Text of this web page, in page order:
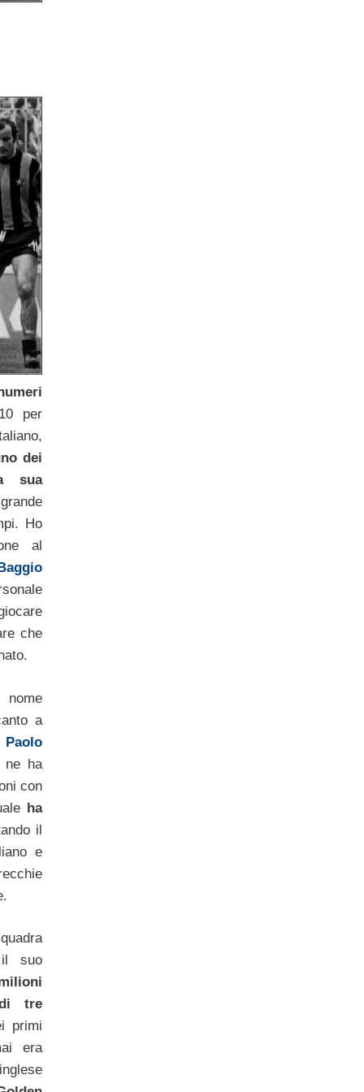
per
dei
sua
Ho
al
che
a
Paolo
ha
con
ha
il
e
suo
tre
primi
era